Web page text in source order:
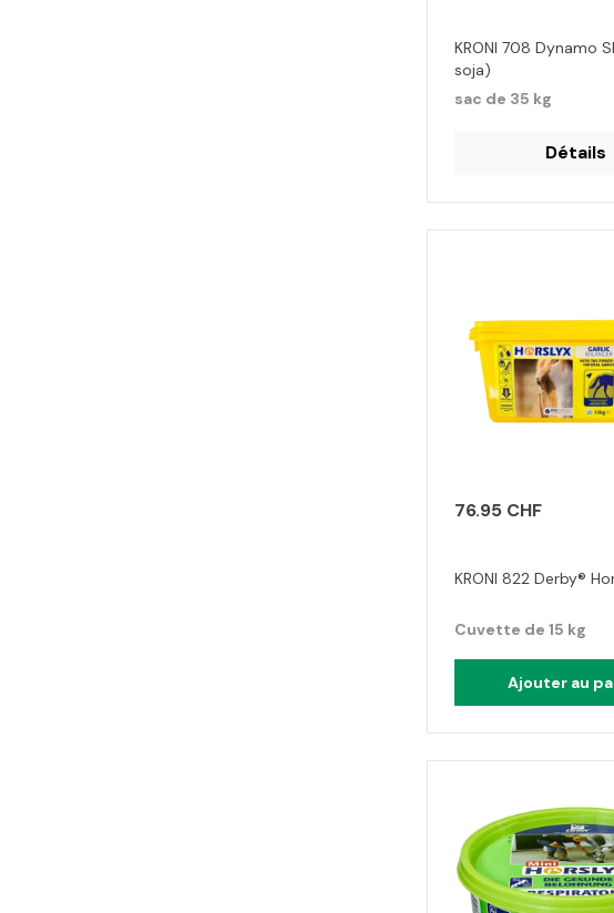
KRONI 708 Dynamo
soja)
sac de 35 kg
Détails
76.95 CHF
KRONI 822 Derby®
Cuvette de 15 kg
Ajouter au